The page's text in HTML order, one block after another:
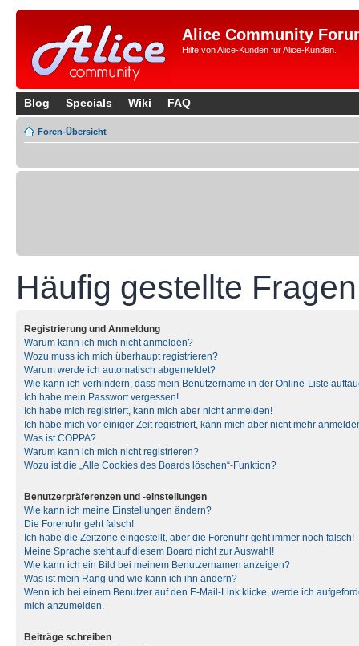
Alice Community
Hilfe von Alice-Kunden für Alice-Kunden.
Blog Specials Wiki FAQ
Foren-Übersicht
Häufig gestellte Fragen
Registrierung und Anmeldung
Warum kann ich mich nicht anmelden?
Wozu muss ich mich überhaupt registrieren?
Warum werde ich automatisch abgemeldet?
Wie kann ich verhindern, dass mein Benutzername in der Online-Liste
Ich habe mein Passwort vergessen!
Ich habe mich registriert, kann mich aber nicht anmelden!
Ich habe mich vor einiger Zeit registriert, kann mich aber nicht mehr
Was ist COPPA?
Warum kann ich mich nicht registrieren?
Wozu ist die „Alle Cookies des Boards löschen“-Funktion?
Benutzerpräferenzen und -einstellungen
Wie kann ich meine Einstellungen ändern?
Die Forenuhr geht falsch!
Ich habe die Zeitzone eingestellt, aber die Forenuhr geht immer noch falsch!
Meine Sprache steht auf diesem Board nicht zur Auswahl!
Wie kann ich ein Bild bei meinem Benutzernamen anzeigen?
Was ist mein Rang und wie kann ich ihn ändern?
Wenn ich bei einem Benutzer auf den E-Mail-Link klicke, werde ich
mich anzumelden.
Beiträge schreiben